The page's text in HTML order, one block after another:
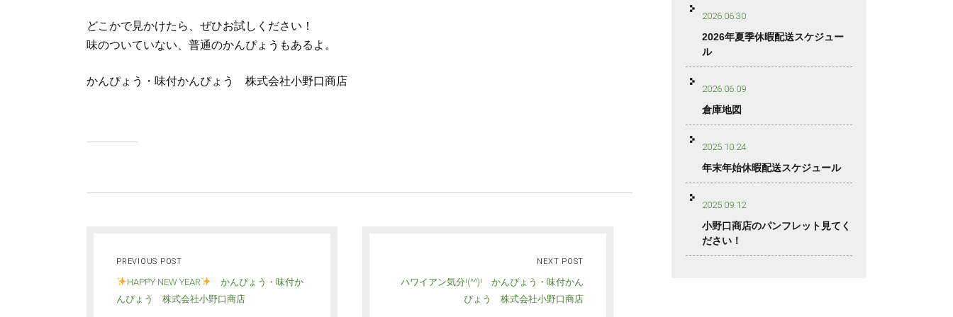
どこかで見かけたら、ぜひお試しください！
味のついていない、普通のかんぴょうもあるよ。
かんぴょう・味付かんぴょう 株式会社小野口商店
PREVIOUS POST
HAPPY NEW YEAR
かんぴょう・味付か
んぴょう 株式会社小野口商店
NEXT POST
ハワイアン気分!(^^)! かんぴょう・味付かん
ぴょう 株式会社小野口商店
2026.06.30
2026年夏季休暇配送スケジュー
ル
2026.06.09
倉庫地図
2025.10.24
年末年始休暇配送スケジュール
2025.09.12
小野口商店のパンフレット見てく
ださい！